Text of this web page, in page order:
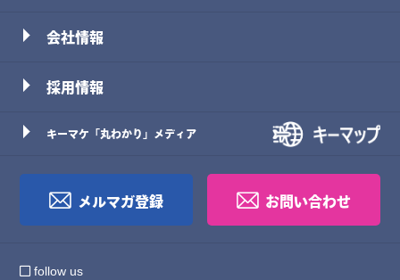
会社情報
採用情報
キーマケ「丸わかり」メディア
メルマガ登録 お問い合わせ
follow us